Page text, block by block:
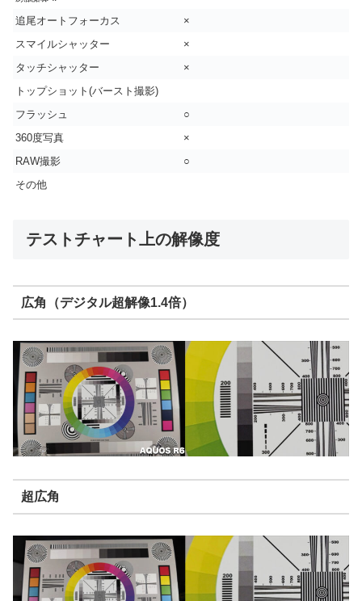
追尾オートフォーカス
×
スマイルシャッター
×
タッチシャッター
×
トップショット(バースト撮影)
フラッシュ
○
360度写真
×
RAW撮影
○
その他
テストチャート上の解像度
広角（デジタル超解像1.4倍）
超広角